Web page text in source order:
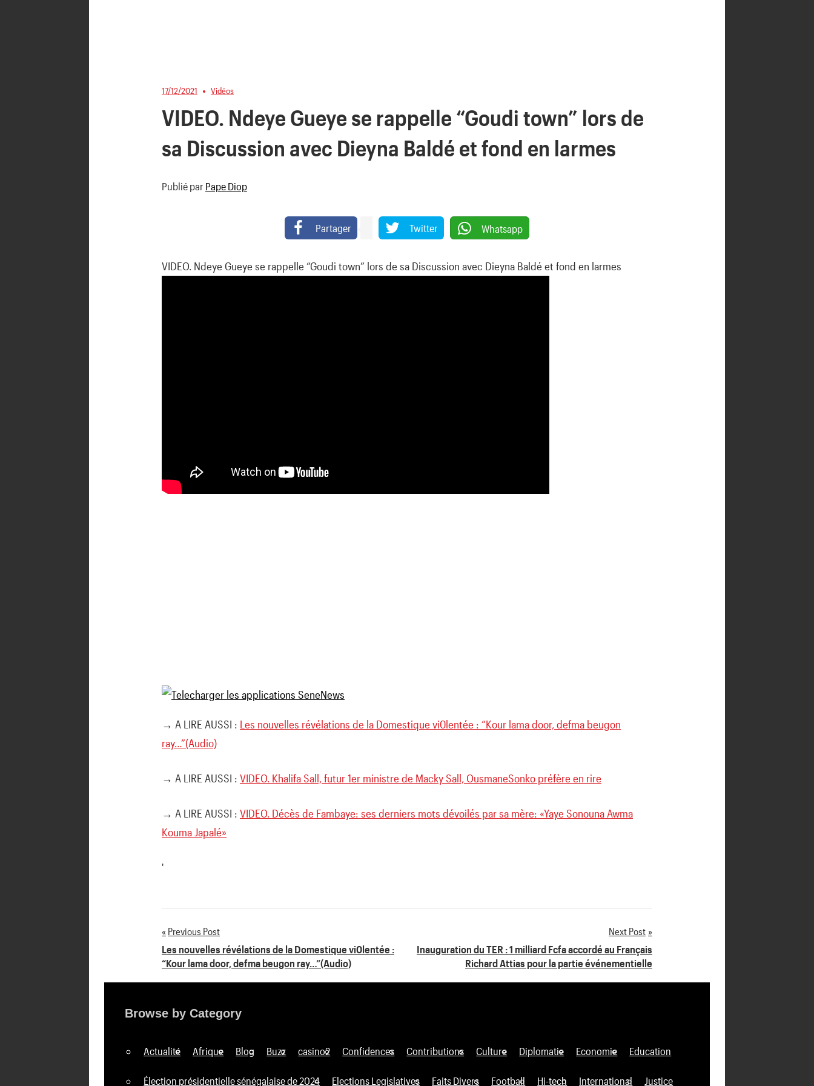
17/12/2021 Vidéos
VIDEO. Ndeye Gueye se rappelle “Goudi town” lors de
sa Discussion avec Dieyna Baldé et fond en larmes
Publié par Pape Diop
Partager Twitter Whatsapp
VIDEO. Ndeye Gueye se rappelle “Goudi town” lors de sa Discussion avec Dieyna Baldé et fond en larmes
→ A LIRE AUSSI : Les nouvelles révélations de la Domestique vi0lentée : “Kour lama door, defma beugon
ray…”(Audio)
→ A LIRE AUSSI : VIDEO. Khalifa Sall, futur 1er ministre de Macky Sall, OusmaneSonko préfère en rire
→ A LIRE AUSSI : VIDEO. Décès de Fambaye: ses derniers mots dévoilés par sa mère: «Yaye Sonouna Awma
Kouma Japalé»
'
Navigation
de
Previous Post
Les nouvelles révélations de la Domestique vi0lentée :
“Kour lama door, defma beugon ray…”(Audio)
Next Post
Inauguration du TER : 1 milliard Fcfa accordé au Français
Richard Attias pour la partie événementielle
Browse by Category
Actualité Afrique Blog Buzz casino2 Confidences Contributions Culture Diplomatie Economie Education
Élection présidentielle sénégalaise de 2024 Elections Legislatives Faits Divers Football Hi-tech International Justice